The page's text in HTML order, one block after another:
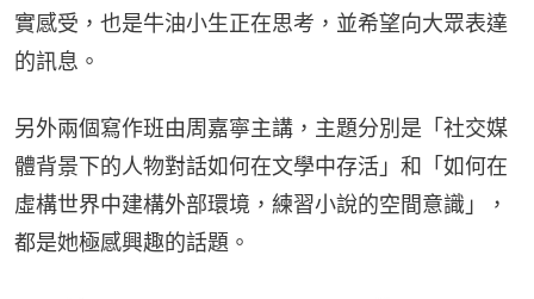
實感受，也是牛油小生正在思考，並希望向大眾表達
的訊息。
另外兩個寫作班由周嘉寧主講，主題分別是「社交媒
體背景下的人物對話如何在文學中存活」和「如何在
虛構世界中建構外部環境，練習小說的空間意識」，
都是她極感興趣的話題。